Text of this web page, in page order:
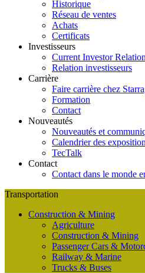
Historique
Réseau de ventes
Achats
Certificats
Investisseurs
Current Investor
Relation investisseurs
Carrière
Faire carrière chez
Formation
Contact
Nouveautés
Nouveautés et
Calendrier des
TecTalk
Contact
Contact dans le monde
Transportation
Construction & Mining
Agriculture
Construction & Mining
Passenger Cars &
Railway & Marine
Trucks & Buses